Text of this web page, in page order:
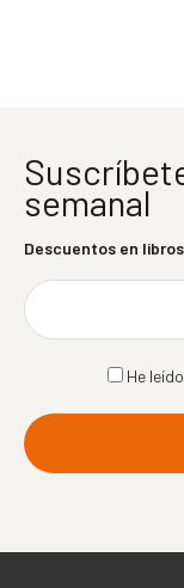
semanal
Descuentos en
He